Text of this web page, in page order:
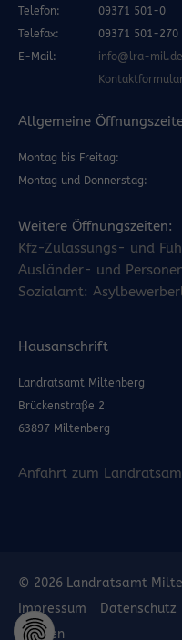
Telefon:
09371 501-0
Telefax:
09371 501-270
E-Mail:
info@lra-mil.de
Allgemeine
Montag bis Freitag:
Montag und Donnerstag:
Weitere Öffnungszeiten:
Kfz-Zulassungs- und
Ausländer- und
Sozialamt:
Hausanschrift
Landratsamt Miltenberg
Brückenstraße 2
63897 Miltenberg
Anfahrt zum
© 2026 Landratsamt
Impressum
Datenschutz
löschen